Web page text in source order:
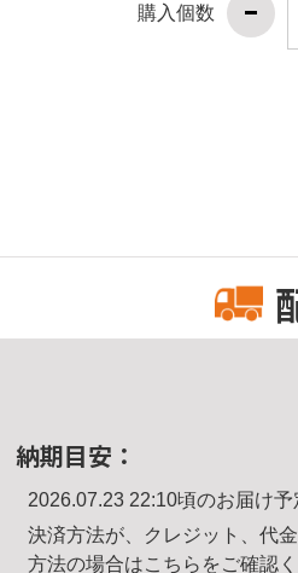
購入個数
納期目安：
2026.07.23 22:10頃のお届け予
決済方法が、クレジット、代
方法の場合はこちら をご確認く